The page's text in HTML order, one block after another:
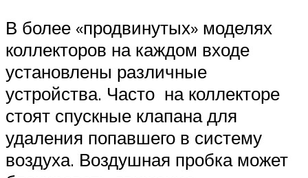
В более «продвинутых» моделях
коллекторов на каждом входе
установлены различные
устройства. Часто на коллекторе
стоят спускные клапана для
удаления попавшего в систему
воздуха. Воздушная пробка может